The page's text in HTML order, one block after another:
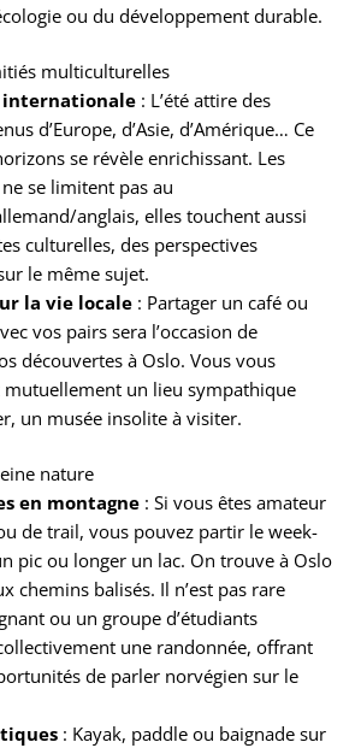
ou du développement durable.
multiculturelles
internationale : L’été attire des
d’Europe, d’Asie, d’Amérique… Ce
se révèle enrichissant. Les
se limitent pas au
anglais, elles touchent aussi
culturelles, des perspectives
le même sujet.
la vie locale : Partager un café ou
vos pairs sera l’occasion de
découvertes à Oslo. Vous vous
mutuellement un lieu sympathique
un musée insolite à visiter.
nature
en montagne : Si vous êtes amateur
de trail, vous pouvez partir le week-
pic ou longer un lac. On trouve à Oslo
chemins balisés. Il n’est pas rare
ou un groupe d’étudiants
une randonnée, offrant
de parler norvégien sur le
: Kayak, paddle ou baignade sur